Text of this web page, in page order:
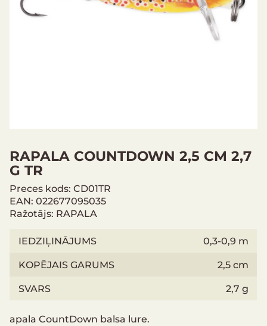
RAPALA COUNTDOWN 2,5 CM 2,7
G TR
Preces kods: CD01TR
EAN: 022677095035
Ražotājs: RAPALA
IEDZIĻINĀJUMS
0,3-0,9 m
KOPĒJAIS GARUMS
2,5 cm
SVARS
2,7 g
apala CountDown balsa lure.